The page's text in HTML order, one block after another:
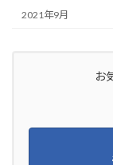
2021年9月
お